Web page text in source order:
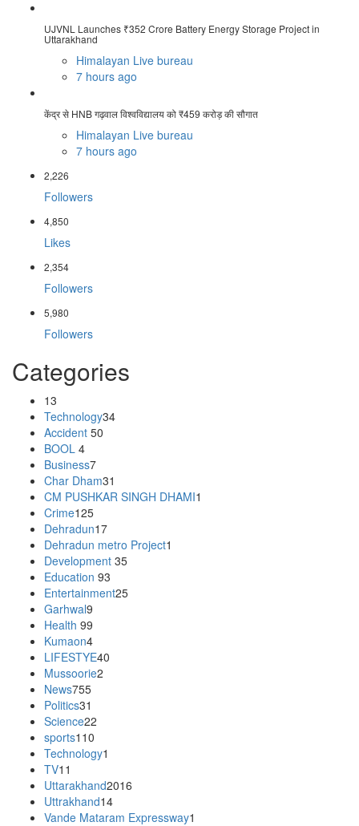
UJVNL Launches ₹352 Crore Battery Energy Storage Project in
Uttarakhand
Himalayan Live bureau
7 hours ago
केंद्र से HNB गढ़वाल विश्वविद्यालय को ₹459 करोड़ की सौगात
Himalayan Live bureau
7 hours ago
2,226
Followers
4,850
Likes
2,354
Followers
5,980
Followers
Categories
13
Technology34
Accident 50
BOOL 4
Business7
Char Dham31
CM PUSHKAR SINGH DHAMI1
Crime125
Dehradun17
Dehradun metro Project1
Development 35
Education 93
Entertainment25
Garhwal9
Health 99
Kumaon4
LIFESTYE40
Mussoorie2
News755
Politics31
Science22
sports110
Technology1
TV11
Uttarakhand2016
Uttrakhand14
Vande Mataram Expressway1